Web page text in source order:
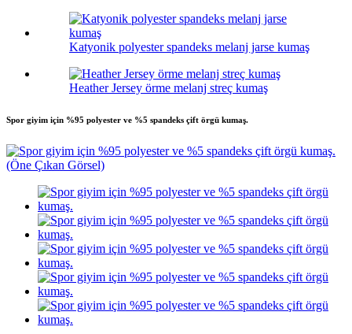
Katyonik polyester spandeks melanj jarse kumaş
Heather Jersey örme melanj streç kumaş
Spor giyim için %95 polyester ve %5 spandeks çift örgü kumaş.